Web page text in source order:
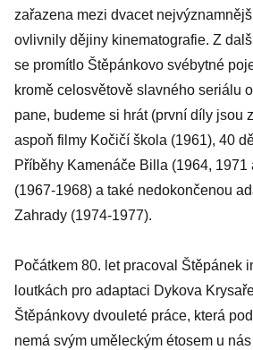
zařazena mezi dvacet
ovlivnily dějiny kinematografie. Z
se promítlo Štěpánkovo svébytné
kromě celosvětově slavného seriálu
pane, budeme si hrát (první díly jsou
aspoň filmy Kočičí škola (1961), 40
Příběhy Kamenáče Billa (1964, 1971
(1967-1968) a také nedokončenou
Zahrady (1974-1977).
Počátkem 80. let pracoval Štěpánek
loutkách pro adaptaci Dykova
Štěpánkovy dvouleté práce, která
nemá svým uměleckým étosem u